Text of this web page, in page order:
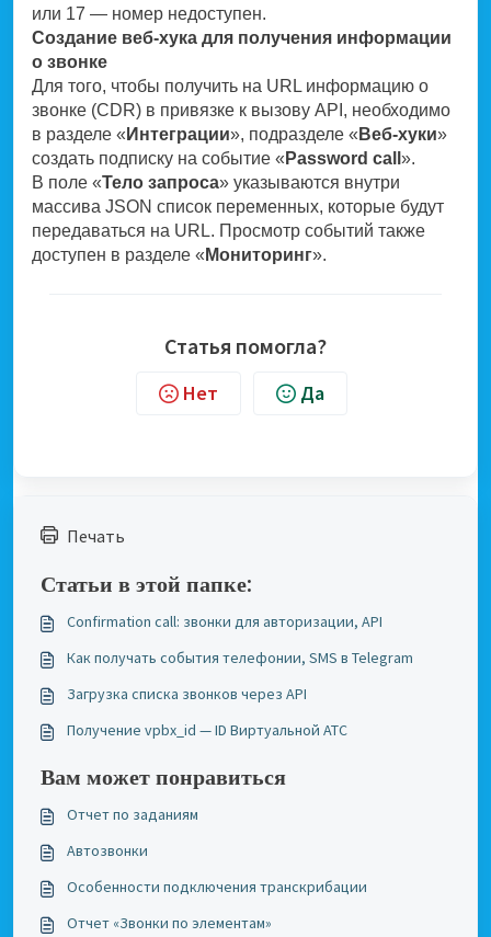
или 17 — номер недоступен.
Создание веб-хука для получения информации
о звонке
Для того, чтобы получить на URL информацию о
звонке (CDR) в привязке к вызову API, необходимо
в разделе « Интеграции», подразделе « Веб-хуки»
создать подписку на событие « Password call ».
В поле «Тело запроса» указываются внутри
массива JSON список переменных, которые будут
передаваться на URL. Просмотр событий также
доступен в разделе « Мониторинг».
Статья помогла?
Нет Да
Печать
Статьи в этой папке:
Confirmation call: звонки для авторизации, API
Как получать события телефонии, SMS в Telegram
Загрузка списка звонков через API
Получение vpbx_id — ID Виртуальной АТС
Вам может понравиться
Отчет по заданиям
Автозвонки
Особенности подключения транскрибации
Отчет «Звонки по элементам»